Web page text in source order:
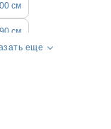
см
см
еще